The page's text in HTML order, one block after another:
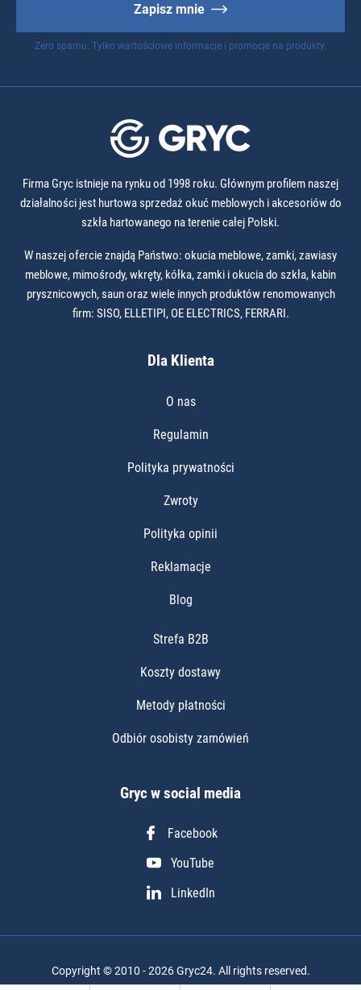
Zapisz mnie
Zero spamu. Tylko wartościowe informacje i promocje na produkty.
Firma Gryc istnieje na rynku od 1998 roku. Głównym profilem naszej
działalności jest hurtowa sprzedaż okuć meblowych i akcesoriów do
szkła hartowanego na terenie całej Polski.
W naszej ofercie znajdą Państwo: okucia meblowe, zamki, zawiasy
meblowe, mimośrody, wkręty, kółka, zamki i okucia do szkła, kabin
prysznicowych, saun oraz wiele innych produktów renomowanych
firm: SISO, ELLETIPI, OE ELECTRICS, FERRARI.
Dla Klienta
O nas
Regulamin
Polityka prywatności
Zwroty
Polityka opinii
Reklamacje
Blog
Strefa B2B
Koszty dostawy
Metody płatności
Odbiór osobisty zamówień
Gryc w social media
Facebook
YouTube
LinkedIn
Copyright © 2010 - 2026 Gryc24. All rights reserved.